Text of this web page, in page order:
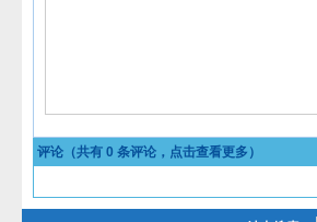
评论（共有 0 条评论，点击查看更多）